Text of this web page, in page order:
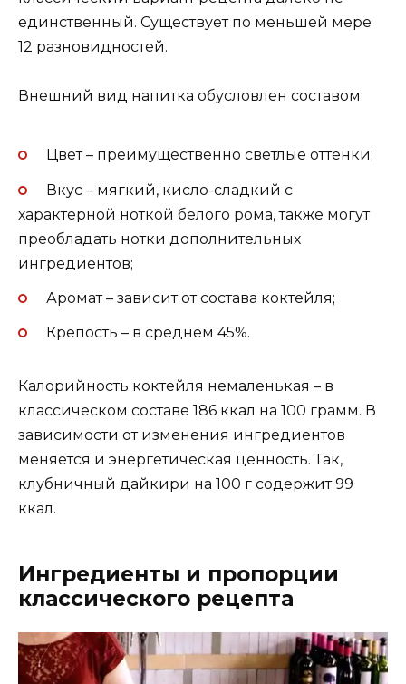
единственный. Существует по меньшей мере
12 разновидностей.
Внешний вид напитка обусловлен составом:
Цвет – преимущественно светлые оттенки;
Вкус – мягкий, кисло-сладкий с
характерной ноткой белого рома, также могут
преобладать нотки дополнительных
ингредиентов;
Аромат – зависит от состава коктейля;
Крепость – в среднем 45%.
Калорийность коктейля немаленькая – в
классическом составе 186 ккал на 100 грамм. В
зависимости от изменения ингредиентов
меняется и энергетическая ценность. Так,
клубничный дайкири на 100 г содержит 99
ккал.
Ингредиенты и пропорции
классического рецепта